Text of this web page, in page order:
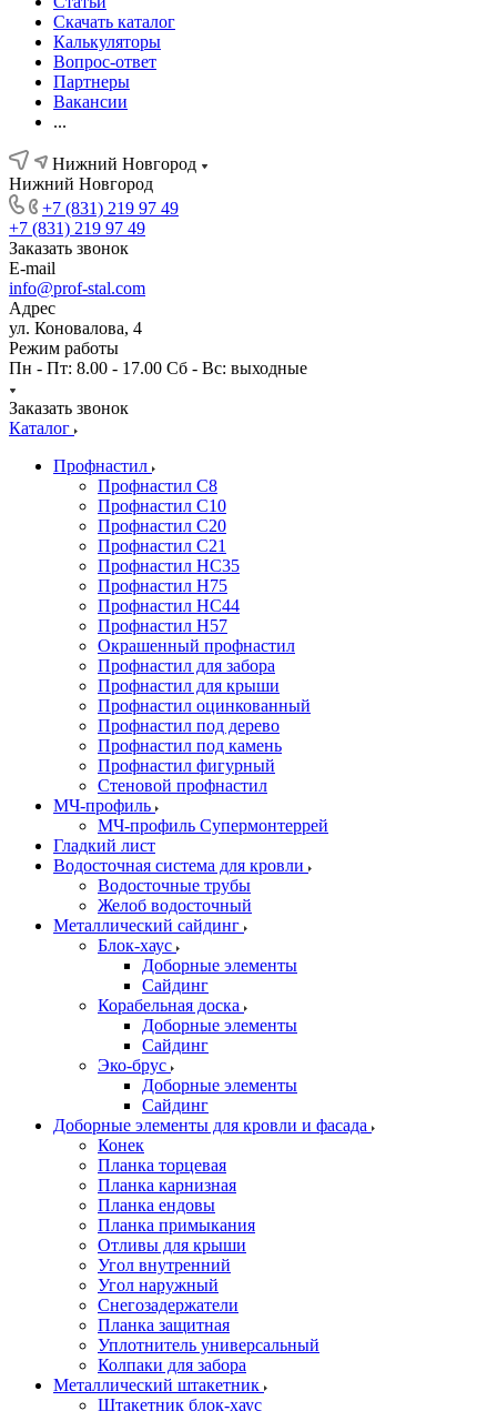
Скачать каталог
Калькуляторы
Вопрос-ответ
Партнеры
Вакансии
...
Нижний Новгород
Нижний Новгород
+7 (831) 219 97 49
+7 (831) 219 97 49
Заказать звонок
E-mail
info@prof-stal.com
Адрес
ул. Коновалова, 4
Режим работы
Пн - Пт: 8.00 - 17.00 Сб - Вс: выходные
Заказать звонок
Каталог
Профнастил
Профнастил С8
Профнастил С10
Профнастил С20
Профнастил С21
Профнастил НС35
Профнастил Н75
Профнастил HC44
Профнастил Н57
Окрашенный профнастил
Профнастил для забора
Профнастил для крыши
Профнастил оцинкованный
Профнастил под дерево
Профнастил под камень
Профнастил фигурный
Стеновой профнастил
МЧ-профиль
МЧ-профиль Супермонтеррей
Гладкий лист
Водосточная система для кровли
Водосточные трубы
Желоб водосточный
Металлический сайдинг
Блок-хаус
Доборные элементы
Сайдинг
Корабельная доска
Доборные элементы
Сайдинг
Эко-брус
Доборные элементы
Сайдинг
Доборные элементы для кровли и фасада
Конек
Планка торцевая
Планка карнизная
Планка ендовы
Планка примыкания
Отливы для крыши
Угол внутренний
Угол наружный
Снегозадержатели
Планка защитная
Уплотнитель универсальный
Колпаки для забора
Металлический штакетник
Штакетник блок-хаус